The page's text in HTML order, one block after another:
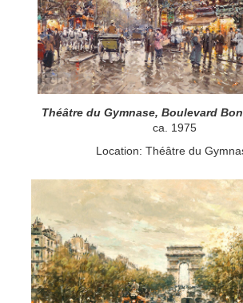
Théâtre du Gymnase, Boulevard
ca. 1975
Location: Théâtre du